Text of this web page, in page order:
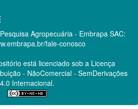
Agropecuária - Embrapa SAC:
fale-conosco
está licenciado sob a Licença
- NãoComercial - SemDerivações
4.0 Internacional.